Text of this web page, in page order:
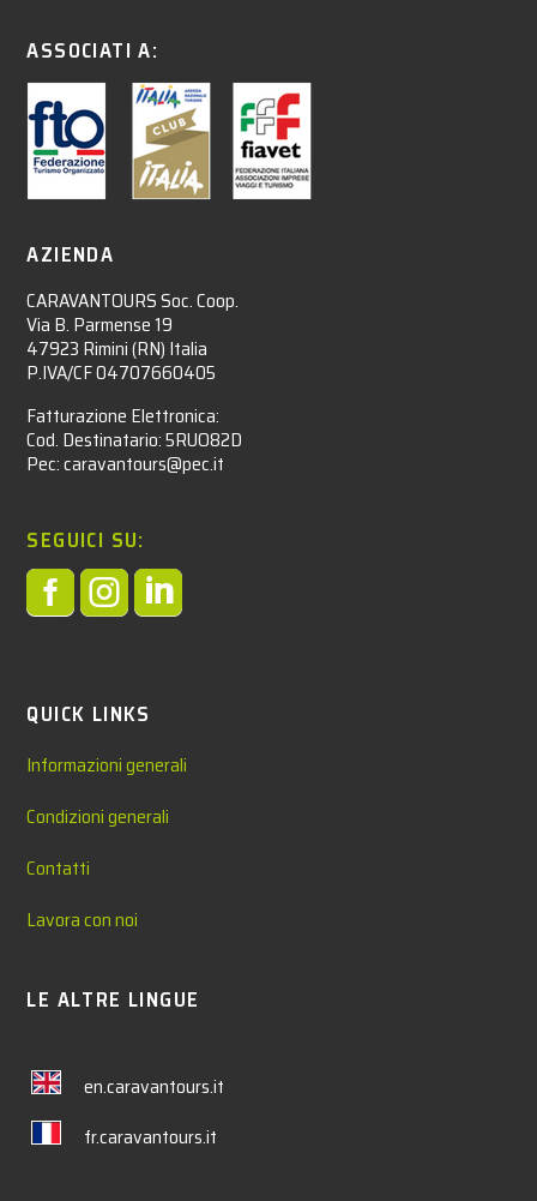
ASSOCIATI A:
AZIENDA
CARAVANTOURS Soc. Coop.
Via B. Parmense 19
47923 Rimini (RN) Italia
P.IVA/CF 04707660405
Fatturazione Elettronica:
Cod. Destinatario: 5RUO82D
Pec: caravantours@pec.it
SEGUICI SU:

QUICK LINKS
Informazioni generali
Condizioni generali
Contatti
Lavora con noi
LE ALTRE LINGUE
en.caravantours.it
fr.caravantours.it